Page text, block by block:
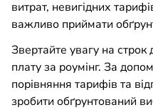
витрат, невигідних
важливо приймати
Звертайте увагу на строк
плату за роумінг. За
порівняння тарифів та
зробити обґрунтований